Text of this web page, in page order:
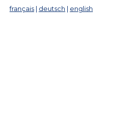
français deutsch english